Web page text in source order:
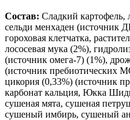
Состав: Сладкий картофель,
сельди менхаден (источник
гороховая клетчатка,
лососевая мука (2%),
(источник омега-7) (1%),
(источник пребиотических
цикория (0,33%) (источник
карбонат кальция, Юкка
сушеная мята, сушеная
сушеный имбирь, сушеный